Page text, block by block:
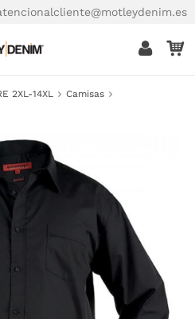
2XL-14XL
Camisas